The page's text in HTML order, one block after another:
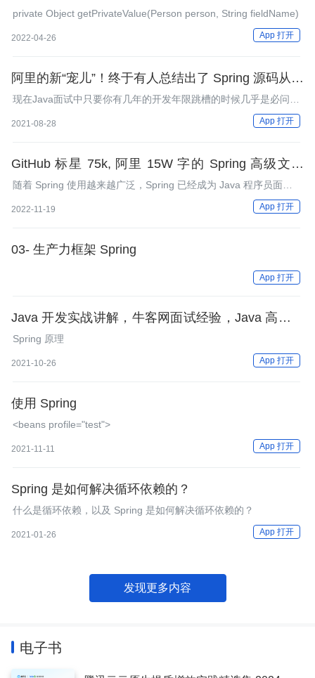
知道的吗？
private Object getPrivateValue(Person person, String fieldName)
2022-04-26 App 打开
阿里的新“宠儿”！终于有人总结出了 Spring 源码从初
级到高级手册
现在Java面试中只要你有几年的开发年限跳槽的时候几乎是必问
Spring源码相关的问题，比如：谈谈你对SpringIOC的理解、简单
描述下Spring Bean的生命周期、谈谈你对循环依赖的理解等等一
2021-08-28 App 打开
GitHub 标星 75k, 阿里 15W 字的 Spring 高级文档
（全彩版），真的太香了
随着 Spring 使用越来越广泛，Spring 已经成为 Java 程序员面试
的必问知识点，很多同学对于Spring理解不是那么的深刻，经常就
会被几个连环追问给干趴了！
2022-11-19 App 打开
03- 生产力框架 Spring
App 打开
Java 开发实战讲解，牛客网面试经验，Java 高级知
识图谱
Spring 原理
2021-10-26 App 打开
使用 Spring
<beans profile="test">
2021-11-11 App 打开
Spring 是如何解决循环依赖的？
什么是循环依赖，以及 Spring 是如何解决循环依赖的？
2021-01-26 App 打开
发现更多内容
电子书